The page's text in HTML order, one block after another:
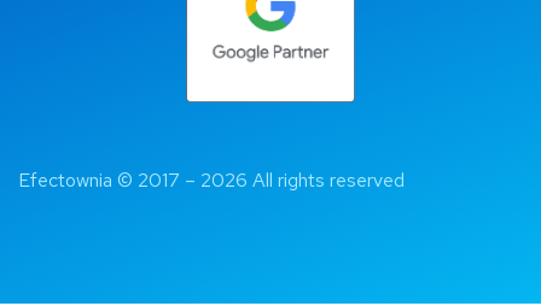
Efectownia © 2017 – 2026 All rights reserved